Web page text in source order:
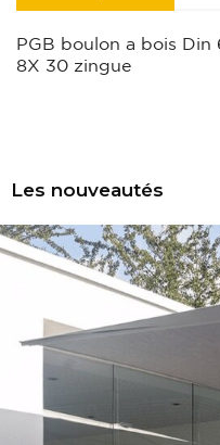
PGB boulon a bois Din
8X 30 zingue
Les nouveautés